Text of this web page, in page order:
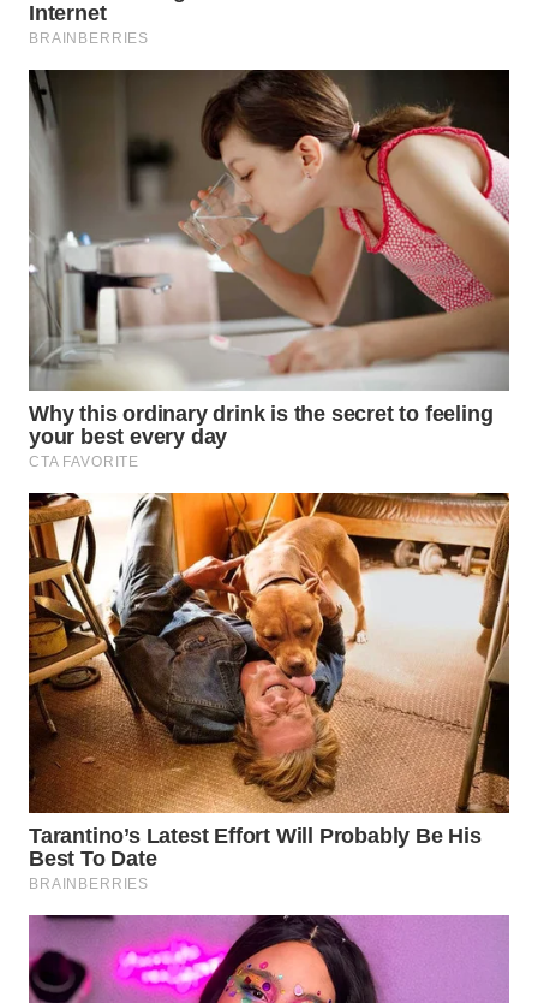
WN
MAJALENGKA
SUBANG
WN
PURWAKARTA
WN
PRIANGAN
TIMUR
SEMARANG
WN
SOLO
WN
BOROBUDUR
WN
MADURA
WN
SURABAYA
WN
NATUNA